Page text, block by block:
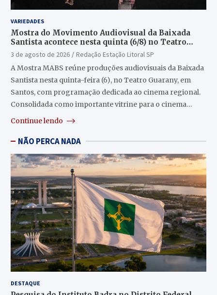
VARIEDADES
Mostra do Movimento Audiovisual da Baixada
Santista acontece nesta quinta (6/8) no Teatro
Guarany
3 de agosto de 2026
Redação Estação Litoral SP
A Mostra MABS reúne produções audiovisuais da Baixada
Santista nesta quinta-feira (6), no Teatro Guarany, em
Santos, com programação dedicada ao cinema regional.
Consolidada como importante vitrine para o cinema…
Continue lendo
NÃO PERCA NADA
DESTAQUE